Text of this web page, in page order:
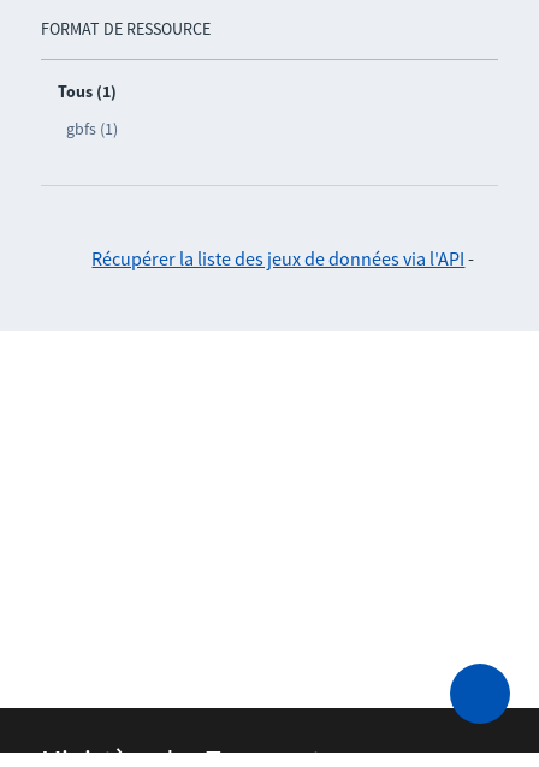
FORMAT DE RESSOURCE
Tous (1)
gbfs (1)
Récupérer la liste des jeux de données via l'API -